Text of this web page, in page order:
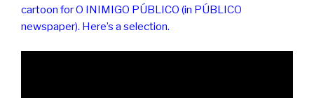
cartoon for O INIMIGO PÚBLICO (in PÚBLICO
newspaper). Here’s a selection.